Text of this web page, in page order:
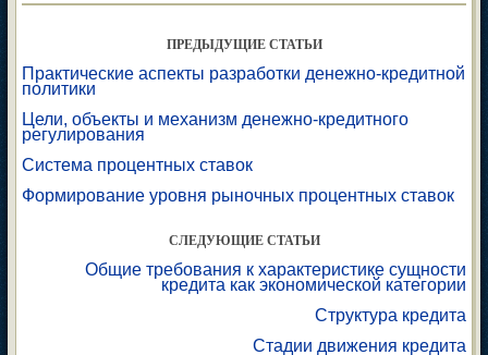
ПРЕДЫДУЩИЕ СТАТЬИ
Практические аспекты разработки денежно-кредитной
политики
Цели, объекты и механизм денежно-кредитного
регулирования
Система процентных ставок
Формирование уровня рыночных процентных ставок
СЛЕДУЮЩИЕ СТАТЬИ
Общие требования к характеристике сущности
кредита как экономической категории
Структура кредита
Стадии движения кредита